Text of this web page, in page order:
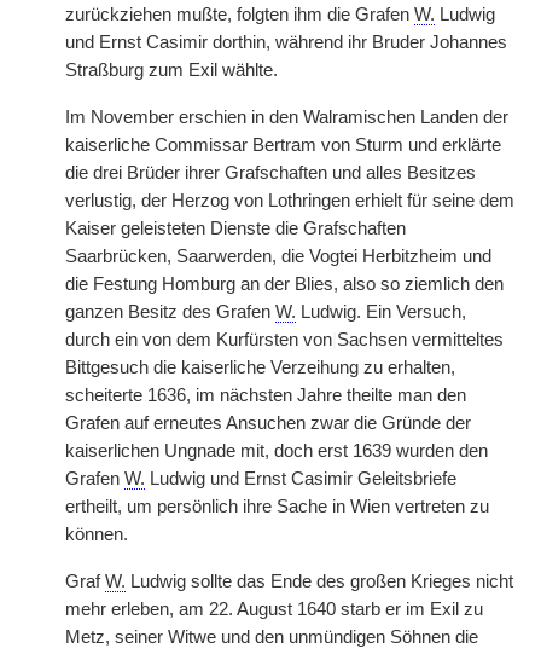
zurückziehen mußte, folgten ihm die Grafen W. Ludwig
und Ernst Casimir dorthin, während ihr Bruder Johannes
Straßburg zum Exil wählte.
Im November erschien in den Walramischen Landen der
kaiserliche Commissar Bertram von Sturm und erklärte
die drei Brüder ihrer Grafschaften und alles Besitzes
verlustig, der Herzog von Lothringen erhielt für seine dem
Kaiser geleisteten Dienste die Grafschaften
Saarbrücken, Saarwerden, die Vogtei Herbitzheim und
die Festung Homburg an der Blies, also so ziemlich den
ganzen Besitz des Grafen W. Ludwig. Ein Versuch,
durch ein von dem Kurfürsten von Sachsen vermitteltes
Bittgesuch die kaiserliche Verzeihung zu erhalten,
scheiterte 1636, im nächsten Jahre theilte man den
Grafen auf erneutes Ansuchen zwar die Gründe der
kaiserlichen Ungnade mit, doch erst 1639 wurden den
Grafen W. Ludwig und Ernst Casimir Geleitsbriefe
ertheilt, um persönlich ihre Sache in Wien vertreten zu
können.
GrafW. Ludwig sollte das Ende des großen Krieges nicht
mehr erleben, am 22. August 1640 starb er im Exil zu
Metz, seiner Witwe und den unmündigen Söhnen die